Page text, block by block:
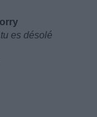
es désolé